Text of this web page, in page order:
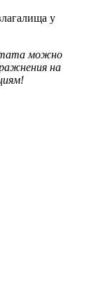
у
можно
на